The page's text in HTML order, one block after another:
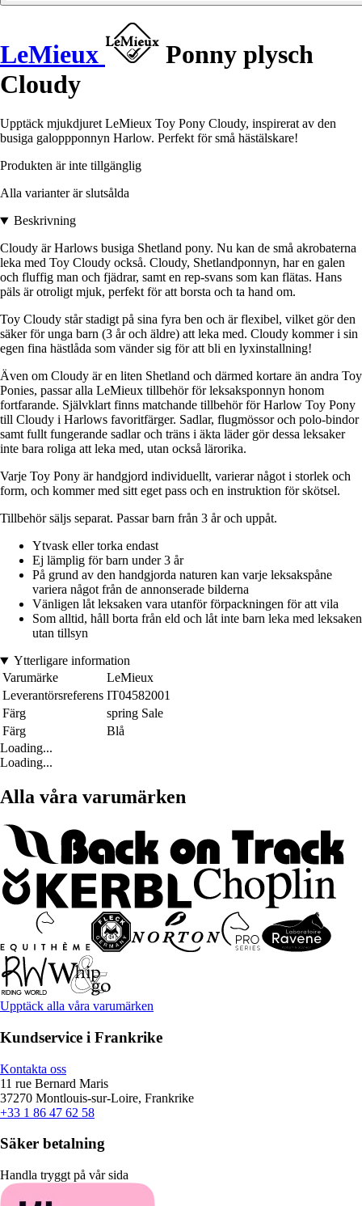
LeMieux
Ponny plysch
Cloudy
Upptäck mjukdjuret LeMieux Toy Pony Cloudy, inspirerat av den
busiga galoppponnyn Harlow. Perfekt för små hästälskare!
Produkten är inte tillgänglig
Alla varianter är slutsålda
Beskrivning
Cloudy är Harlows busiga Shetland pony. Nu kan de små akrobaterna
leka med Toy Cloudy också. Cloudy, Shetlandponnyn, har en galen
och fluffig man och fjädrar, samt en rep-svans som kan flätas. Hans
päls är otroligt mjuk, perfekt för att borsta och ta hand om.
Toy Cloudy står stadigt på sina fyra ben och är flexibel, vilket gör den
säker för unga barn (3 år och äldre) att leka med. Cloudy kommer i sin
egen fina hästlåda som vänder sig för att bli en lyxinstallning!
Även om Cloudy är en liten Shetland och därmed kortare än andra Toy
Ponies, passar alla LeMieux tillbehör för leksaksponnyn honom
fortfarande. Självklart finns matchande tillbehör för Harlow Toy Pony
till Cloudy i Harlows favoritfärger. Sadlar, flugmössor och polo-bindor
samt fullt fungerande sadlar och träns i äkta läder gör dessa leksaker
inte bara roliga att leka med, utan också lärorika.
Varje Toy Pony är handgjord individuellt, varierar något i storlek och
form, och kommer med sitt eget pass och en instruktion för skötsel.
Tillbehör säljs separat. Passar barn från 3 år och uppåt.
Ytvask eller torka endast
Ej lämplig för barn under 3 år
På grund av den handgjorda naturen kan varje leksakspåne
variera något från de annonserade bilderna
Vänligen låt leksaken vara utanför förpackningen för att vila
Som alltid, håll borta från eld och låt inte barn leka med leksaken
utan tillsyn
Ytterligare information
Varumärke
LeMieux
Leverantörsreferens IT04582001
Färg
spring Sale
Färg
Blå
Loading...
Loading...
Alla våra varumärken
Upptäck alla våra varumärken
Kundservice i Frankrike
Kontakta oss
11 rue Bernard Maris
37270 Montlouis-sur-Loire, Frankrike
+33 1 86 47 62 58
Säker betalning
Handla tryggt på vår sida